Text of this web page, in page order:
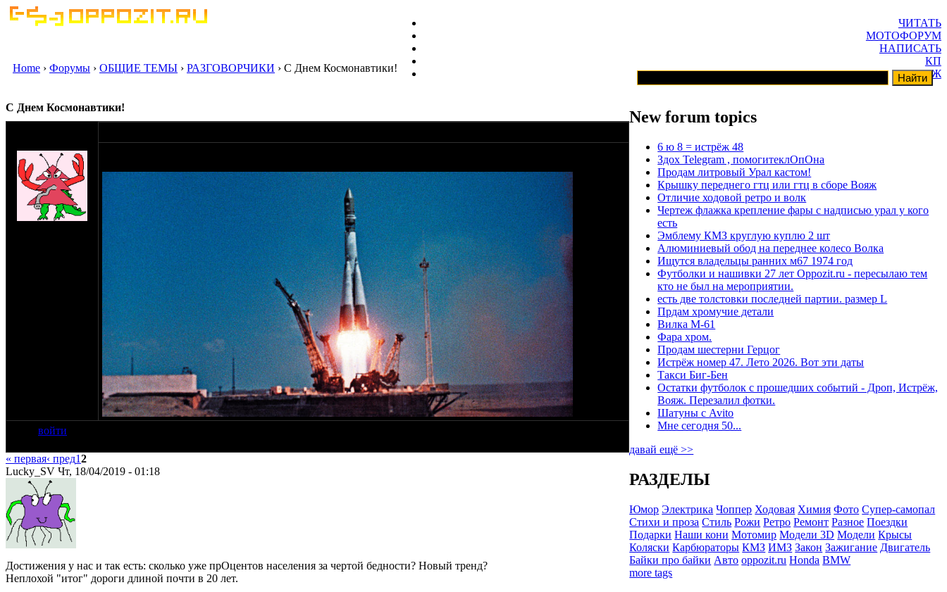
ЧИТАТЬ
МОТОФОРУМ
НАПИСАТЬ
КП
ГАРАЖ
Home › Форумы › ОБЩИЕ ТЕМЫ › РАЗГОВОРЧИКИ › С Днем Космонавтики!
С Днем Космонавтики!
войти
« первая‹ пред12
Lucky_SV Чт, 18/04/2019 - 01:18
Достижения у нас и так есть: сколько уже прОцентов населения за чертой бедности? Новый тренд?
Неплохой "итог" дороги длиной почти в 20 лет.
New forum topics
6 ю 8 = истрёж 48
Здох Telegram , помогитеклОпОна
Продам литровый Урал кастом!
Крышку переднего гтц или гтц в сборе Вояж
Отличие ходовой ретро и волк
Чертеж флажка крепление фары с надписью урал у кого
есть
Эмблему КМЗ круглую куплю 2 шт
Алюминиевый обод на переднее колесо Волка
Ищутся владельцы ранних м67 1974 год
Футболки и нашивки 27 лет Oppozit.ru - пересылаю тем
кто не был на мероприятии.
есть две толстовки последней партии. размер L
Прдам хромучие детали
Вилка М-61
Фара хром.
Продам шестерни Герцог
Истрёж номер 47. Лето 2026. Вот эти даты
Такси Биг-Бен
Остатки футболок с прошедших событий - Дроп, Истрёж,
Вояж. Перезалил фотки.
Шатуны с Avito
Мне сегодня 50...
давай ещё >>
РАЗДЕЛЫ
Юмор Электрика Чоппер Ходовая Химия Фото Супер-самопал
Стихи и проза Стиль Рожи Ретро Ремонт Разное Поездки
Подарки Наши кони Мотомир Модели 3D Модели Крысы
Коляски Карбюраторы КМЗ ИМЗ Закон Зажигание Двигатель
Байки про байки Авто oppozit.ru Honda BMW
more tags